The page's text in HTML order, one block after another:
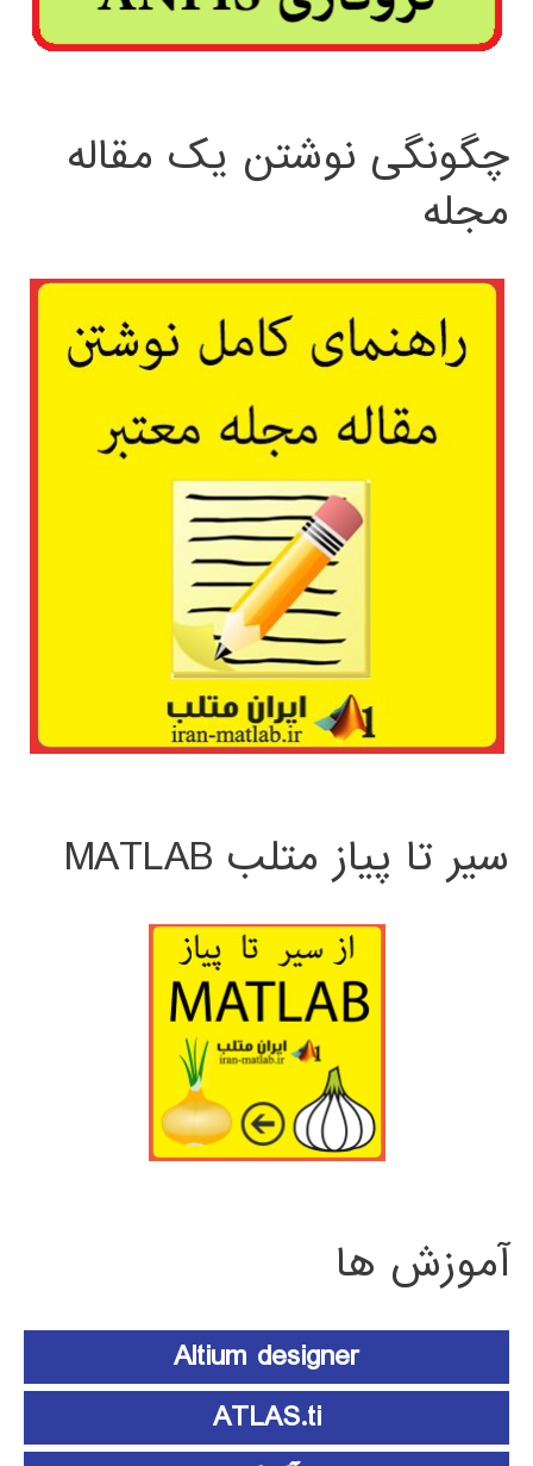
چگونگی نوشتن یک مقاله
مجله
سیر تا پیاز متلب MATLAB
آموزش ها
Altium designer
ATLAS.ti